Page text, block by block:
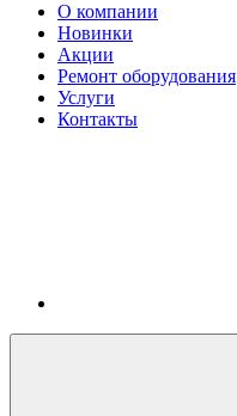
О компании
Новинки
Акции
Ремонт оборудования
Услуги
Контакты